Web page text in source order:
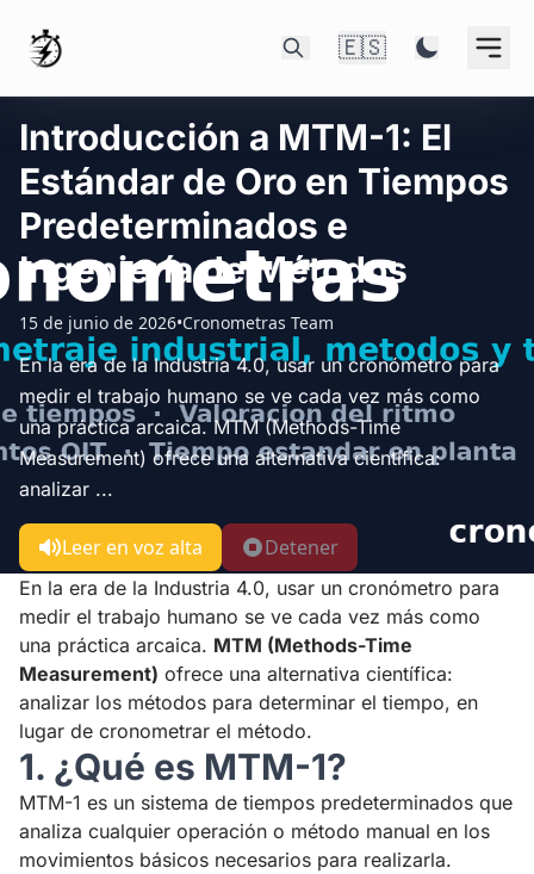
🇪🇸
Introducción a MTM-1: El
Estándar de Oro en Tiempos
Predeterminados e
Ingeniería de Métodos
15 de junio de 2026•Cronometras Team
En la era de la Industria 4.0, usar un cronómetro para
medir el trabajo humano se ve cada vez más como
una práctica arcaica. MTM (Methods-Time
Measurement) ofrece una alternativa científica:
analizar ...
Leer en voz alta Detener
En la era de la Industria 4.0, usar un cronómetro para
medir el trabajo humano se ve cada vez más como
una práctica arcaica. MTM (Methods-Time
Measurement) ofrece una alternativa científica:
analizar los métodos para determinar el tiempo, en
lugar de cronometrar el método.
1. ¿Qué es MTM-1?
MTM-1 es un sistema de tiempos predeterminados que
analiza cualquier operación o método manual en los
movimientos básicos necesarios para realizarla.